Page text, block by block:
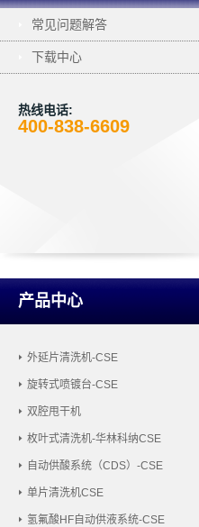
常见问题解答
下载中心
热线电话:
400-838-6609
产品中心
外延片清洗机-CSE
旋转式喷镀台-CSE
双腔甩干机
枚叶式清洗机-华林科纳CSE
自动供酸系统（CDS）-CSE
单片清洗机CSE
氢氟酸HF自动供液系统-CSE